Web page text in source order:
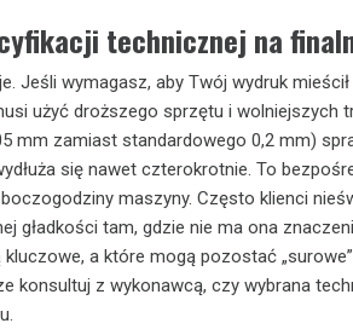
technicznej na
Jeśli wymagasz, aby Twój wydruk
użyć droższego sprzętu i wolniejszych
mm zamiast standardowego 0,2 mm)
się nawet czterokrotnie. To
maszyny. Często klienci
gładkości tam, gdzie nie ma ona
a które mogą pozostać
konsultuj z wykonawcą, czy wybrana